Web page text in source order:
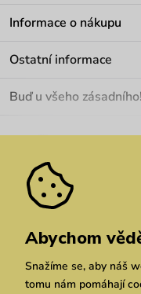
Informace o nákupu
Materiály a údržba
Pozáruční opravy
Ostatní informace
Velkoobchod
We Care
Dárkové poukazy
Vuchlook
Prodejny
Praha Brno
Buď u všeho zásadního!
Zásady ochrany osobních
Abychom
Snažíme se, aby náš
tomu nám pomáhají